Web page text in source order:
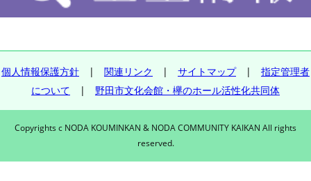
個人情報保護方針 | 関連リンク | サイトマップ| 指定管理者
について | 野田市文化会館・欅のホール活性化共同体
Copyrights c NODA KOUMINKAN & NODA COMMUNITY KAIKAN All rights
reserved.